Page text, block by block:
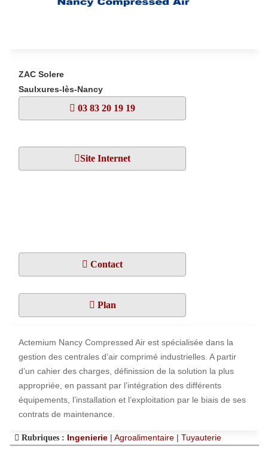
ZAC Solere
Saulxures-lès-Nancy
03 83 20 19 19
Site Internet
Contact
Plan
Actemium Nancy Compressed Air est spécialisée dans la
gestion des centrales d’air comprimé industrielles. A partir
d’un cahier des charges, définission de la solution la plus
appropriée, en passant par l’intégration des différents
équipements, l’installation et l’exploitation par le biais de ses
contrats de maintenance.
Rubriques : Ingenierie | Agroalimentaire | Tuyauterie